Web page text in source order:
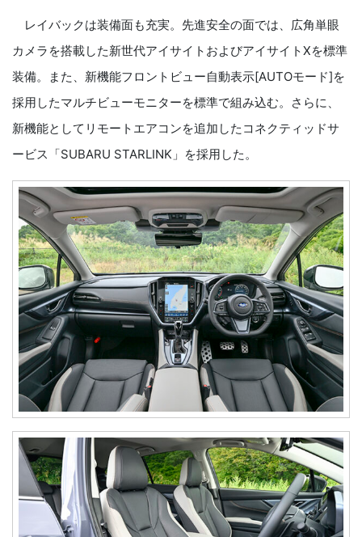
レイバックは装備面も充実。先進安全の面では、広角単眼
カメラを搭載した新世代アイサイトおよびアイサイトXを標準
装備。また、新機能フロントビュー自動表示[AUTOモード]を
採用したマルチビューモニターを標準で組み込む。さらに、
新機能としてリモートエアコンを追加したコネクティッドサ
ービス「SUBARU STARLINK」を採用した。